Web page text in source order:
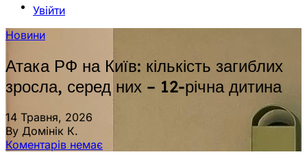
Увійти
Новини
Атака РФ на Київ: кількість загиблих
зросла, серед них – 12-річна дитина
14 Травня, 2026
By Домінік К.
Коментарів немає